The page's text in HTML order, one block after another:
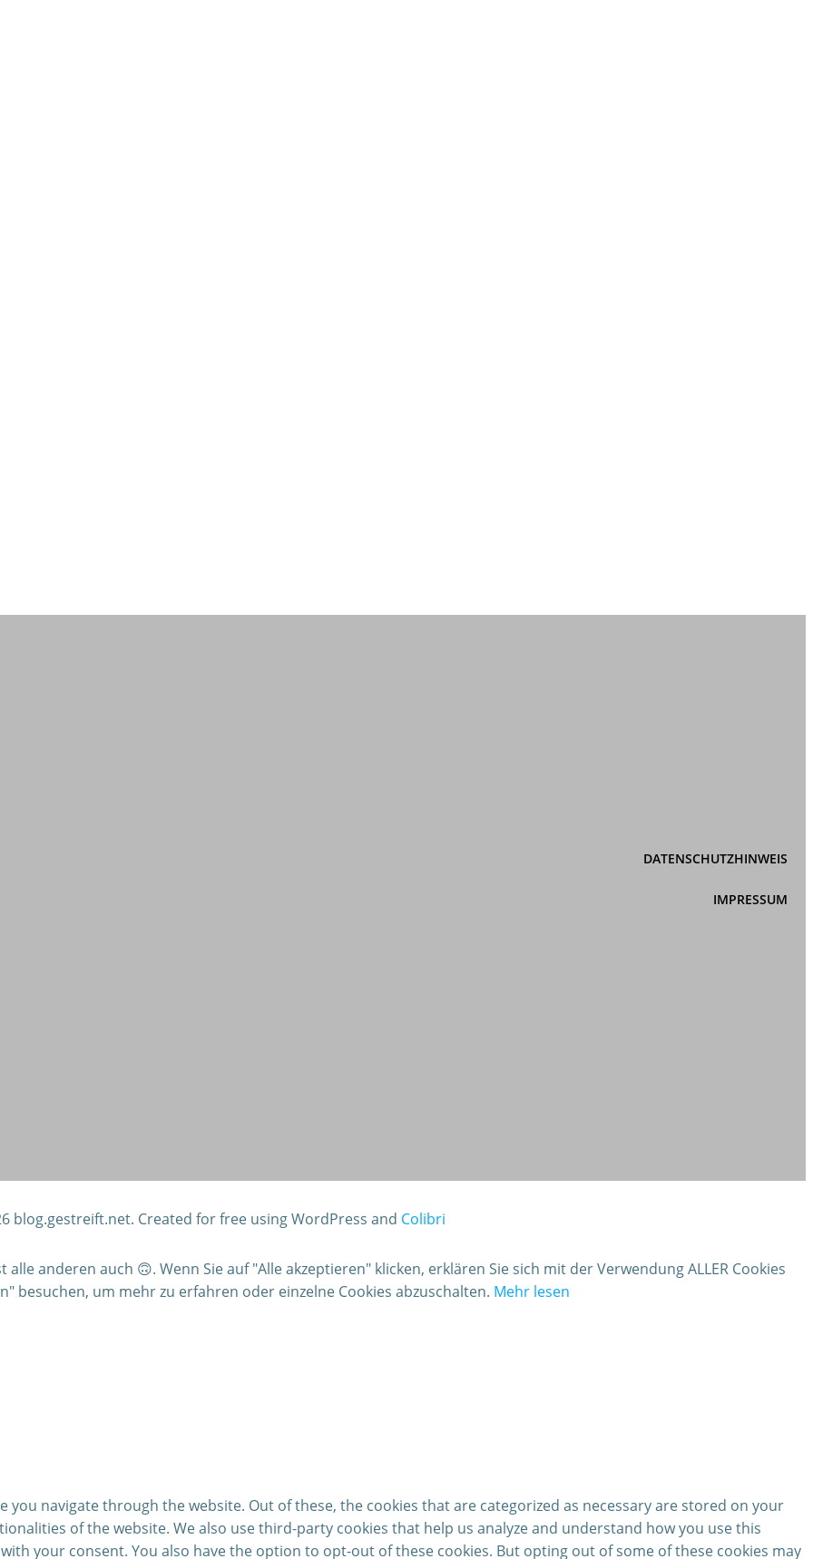
DATENSCHUTZHINWEIS
IMPRESSUM
blog.gestreift.net. Created for free using WordPress and Colibri
anderen auch 🙃. Wenn Sie auf "Alle akzeptieren" klicken, erklären Sie sich mit der Verwendung ALLER Cookies
besuchen, um mehr zu erfahren oder einzelne Cookies abzuschalten. Mehr lesen
you navigate through the website. Out of these, the cookies that are categorized as necessary are stored on your
of the website. We also use third-party cookies that help us analyze and understand how you use this
your consent. You also have the option to opt-out of these cookies. But opting out of some of these cookies may